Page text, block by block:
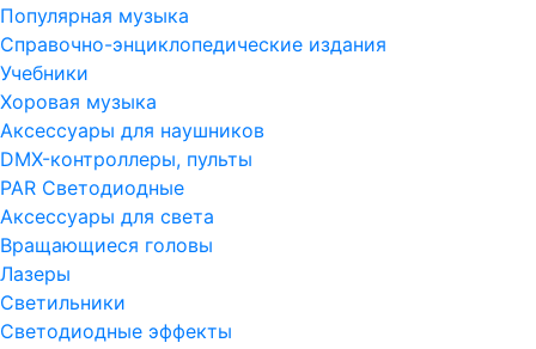
Популярная музыка
Справочно-энциклопедические издания
Учебники
Хоровая музыка
Аксессуары для наушников
DMX-контроллеры, пульты
PAR Светодиодные
Аксессуары для света
Вращающиеся головы
Лазеры
Светильники
Светодиодные эффекты